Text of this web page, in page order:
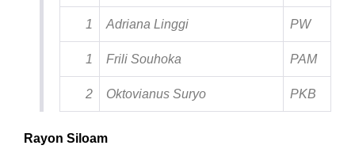
1 Adriana Linggi PW
1 Frili Souhoka PAM
2 Oktovianus Suryo PKB
Rayon Siloam